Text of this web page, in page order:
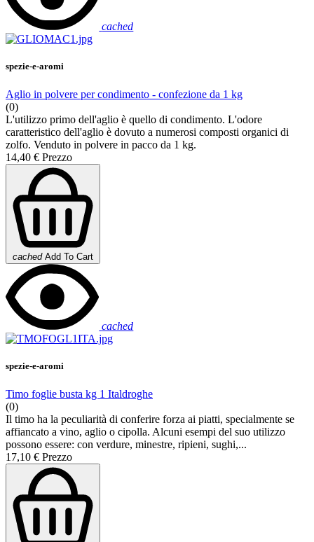
cached
spezie-e-aromi
Aglio in polvere per condimento - confezione da 1 kg
(0)
L'utilizzo primo dell'aglio è quello di condimento. L'odore
caratteristico dell'aglio è dovuto a numerosi composti organici di
zolfo. Venduto in polvere in pacco da 1 kg.
14,40 € Prezzo
cached Add To Cart
cached
spezie-e-aromi
Timo foglie busta kg 1 Italdroghe
(0)
Il timo ha la peculiarità di conferire forza ai piatti, specialmente se
affiancato a vino, aglio o cipolla. Alcuni esempi del suo utilizzo
possono essere: con verdure, minestre, ripieni, sughi,...
17,10 € Prezzo